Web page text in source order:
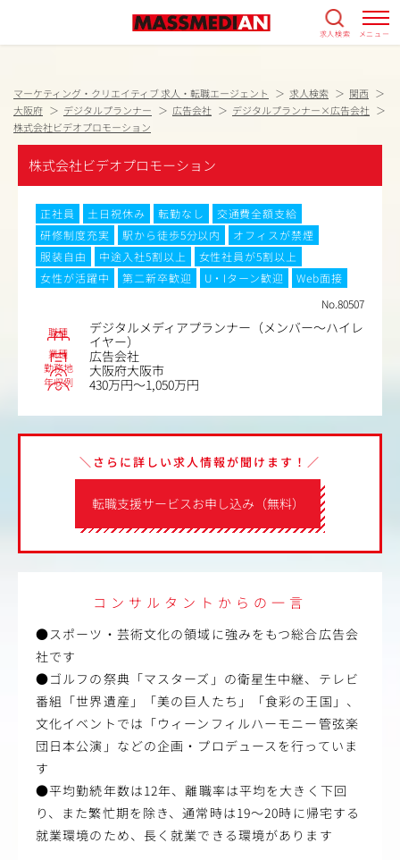
求人検索 メニュー
マーケティング・クリエイティブ 求人・転職エージェント 求人検索
関西
大阪府
デジタルプランナー 広告会社
デジタルプランナー×広告会社
株式会社ビデオプロモーション
株式会社ビデオプロモーション
正社員 土日祝休み 転勤なし
交通費全額支給
研修制度充実
駅から徒歩5分以内
オフィスが禁煙
服装自由
中途入社5割以上
女性社員が5割以上
女性が活躍中
第二新卒歓迎 U・Iターン歓迎
Web面接
No.80507
職種
デジタルメディアプランナー（メンバー～ハイレ
イヤー）
業種 広告会社
勤務地 大阪府大阪市
年収例 430万円～1,050万円
転職支援サービスお申し込み（無料）
＼さらに詳しい求人情報が聞けます！／
コンサルタントからの一言
●スポーツ・芸術文化の領域に強みをもつ総合広告会
社です
●ゴルフの祭典「マスターズ」の衛星生中継、テレビ
番組「世界遺産」「美の巨人たち」「食彩の王国」、
文化イベントでは「ウィーンフィルハーモニー管弦楽
団日本公演」などの企画・プロデュースを行っていま
す
●平均勤続年数は12年、離職率は平均を大きく下回
り、また繁忙期を除き、通常時は19～20時に帰宅する
就業環境のため、長く就業できる環境があります